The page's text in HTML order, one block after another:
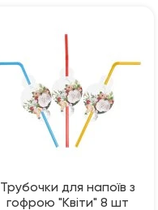
Трубочки для напоїв з
гофрою "Квіти" 8 шт